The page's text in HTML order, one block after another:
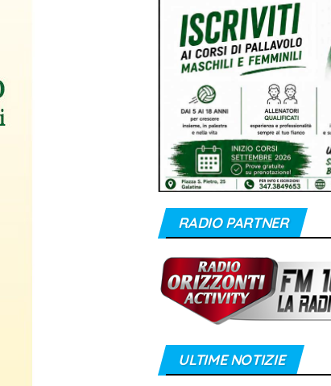
RADIO PARTNER
ULTIME NOTIZIE